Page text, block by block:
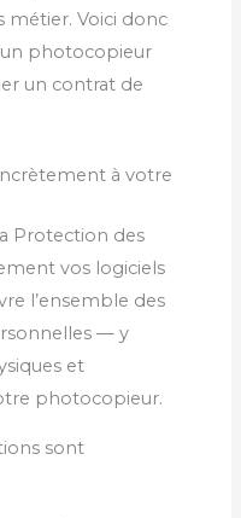
métier. Voici donc
photocopieur
un contrat de
à votre
Protection des
vos logiciels
l’ensemble des
— y
et
photocopieur.
sont